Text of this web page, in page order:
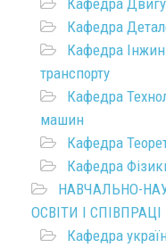
Кафедра
Кафедра
транспорту
Кафедра
машин
Кафедра
Кафедра
НАВЧАЛЬНО-
ОСВІТИ І СПІВПРАЦІ
Кафедра